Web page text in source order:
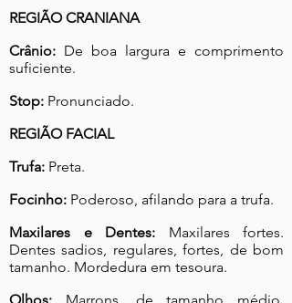
REGIÃO CRANIANA
Crânio: De boa largura e comprimento
suficiente.
Stop: Pronunciado.
REGIÃO FACIAL
Trufa: Preta.
Focinho: Poderoso, afilando para a trufa.
Maxilares e Dentes: Maxilares fortes.
Dentes sadios, regulares, fortes, de bom
tamanho. Mordedura em tesoura.